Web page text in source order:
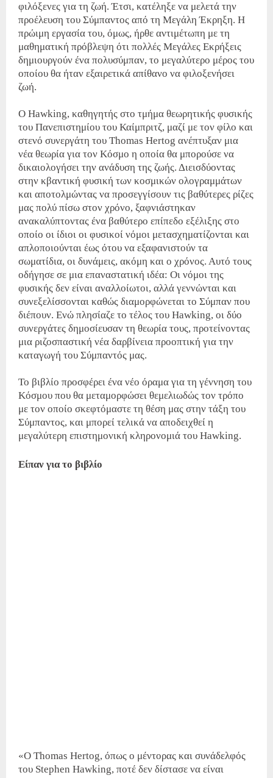
φιλόξενες για τη ζωή. Έτσι, κατέληξε να μελετά την
προέλευση του Σύμπαντος από τη Μεγάλη Έκρηξη. Η
πρώιμη εργασία του, όμως, ήρθε αντιμέτωπη με τη
μαθηματική πρόβλεψη ότι πολλές Μεγάλες Εκρήξεις
δημιουργούν ένα πολυσύμπαν, το μεγαλύτερο μέρος του
οποίου θα ήταν εξαιρετικά απίθανο να φιλοξενήσει
ζωή.
Ο Hawking, καθηγητής στο τμήμα θεωρητικής φυσικής
του Πανεπιστημίου του Καίμπριτζ, μαζί με τον φίλο και
στενό συνεργάτη του Thomas Hertog ανέπτυξαν μια
νέα θεωρία για τον Κόσμο η οποία θα μπορούσε να
δικαιολογήσει την ανάδυση της ζωής. Διεισδύοντας
στην κβαντική φυσική των κοσμικών ολογραμμάτων
και αποτολμώντας να προσεγγίσουν τις βαθύτερες ρίζες
μας πολύ πίσω στον χρόνο, ξαφνιάστηκαν
ανακαλύπτοντας ένα βαθύτερο επίπεδο εξέλιξης στο
οποίο οι ίδιοι οι φυσικοί νόμοι μετασχηματίζονται και
απλοποιούνται έως ότου να εξαφανιστούν τα
σωματίδια, οι δυνάμεις, ακόμη και ο χρόνος. Αυτό τους
οδήγησε σε μια επαναστατική ιδέα: Οι νόμοι της
φυσικής δεν είναι αναλλοίωτοι, αλλά γεννώνται και
συνεξελίσσονται καθώς διαμορφώνεται το Σύμπαν που
διέπουν. Ενώ πλησίαζε το τέλος του Hawking, οι δύο
συνεργάτες δημοσίευσαν τη θεωρία τους, προτείνοντας
μια ριζοσπαστική νέα δαρβίνεια προοπτική για την
καταγωγή του Σύμπαντός μας.
Το βιβλίο προσφέρει ένα νέο όραμα για τη γέννηση του
Κόσμου που θα μεταμορφώσει θεμελιωδώς τον τρόπο
με τον οποίο σκεφτόμαστε τη θέση μας στην τάξη του
Σύμπαντος, και μπορεί τελικά να αποδειχθεί η
μεγαλύτερη επιστημονική κληρονομιά του Hawking.
Είπαν για το βιβλίο
«Ο Thomas Hertog, όπως ο μέντορας και συνάδελφός
του Stephen Hawking, ποτέ δεν δίστασε να είναι